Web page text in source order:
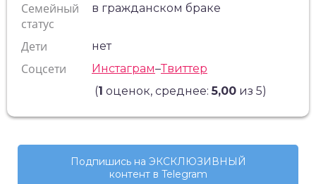
Семейный
статус
в гражданском браке
Дети нет
Соцсети Инстаграм–Твиттер
(1 оценок, среднее:5,00 из 5)
Подпишись на ЭКСКЛЮЗИВНЫЙ
контент в Telegram